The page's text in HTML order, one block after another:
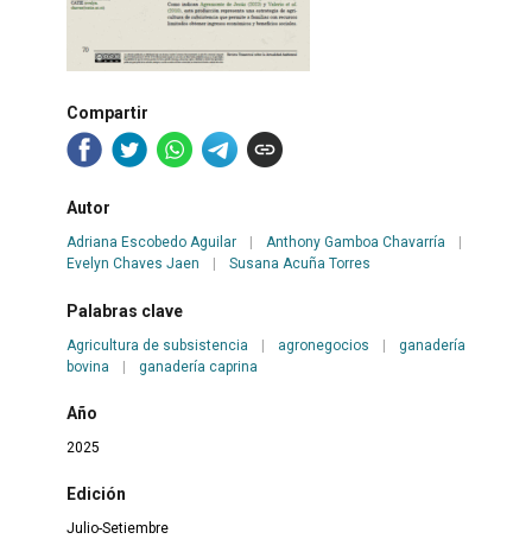
Compartir
Autor
Adriana Escobedo Aguilar Anthony Gamboa Chavarría
Evelyn Chaves Jaen
Susana Acuña Torres
Palabras clave
Agricultura de subsistencia | agronegocios |
ganadería
bovina
| ganadería caprina
Año
2025
Edición
Julio-Setiembre